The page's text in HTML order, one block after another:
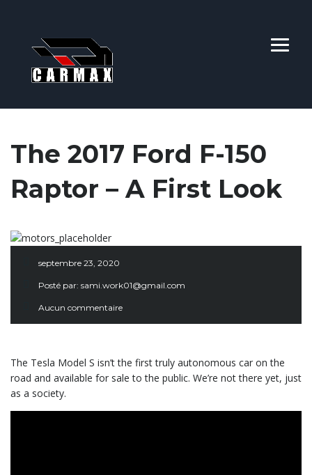
The 2017 Ford F-150
Raptor – A First Look
septembre 23, 2020
Posté par: sami.work01@gmail.com
Aucun commentaire
The Tesla Model S isn’t the first truly autonomous car on the
road and available for sale to the public. We’re not there yet, just
as a society.